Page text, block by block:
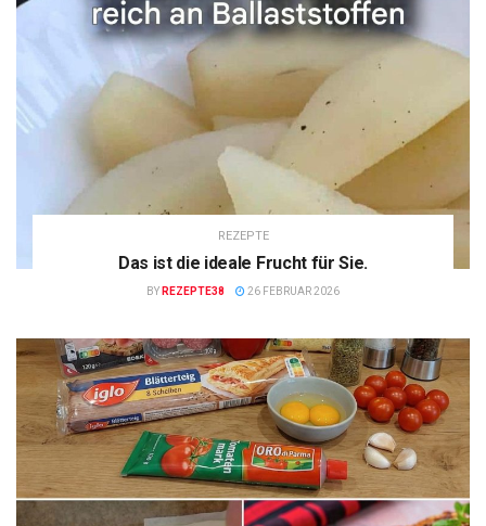
REZEPTE
Das ist die ideale Frucht für Sie.
BY REZEPTE38 26 FEBRUAR 2026